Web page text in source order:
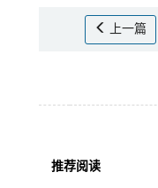
上一篇